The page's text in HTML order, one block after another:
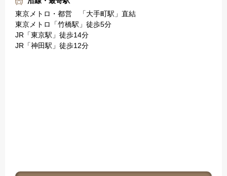
東京メトロ・都営 「大手町駅」直結
東京メトロ「竹橋駅」徒歩5分
JR「東京駅」徒歩14分
JR「神田駅」徒歩12分